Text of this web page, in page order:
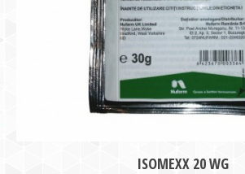
ISOMEXX 20 WG